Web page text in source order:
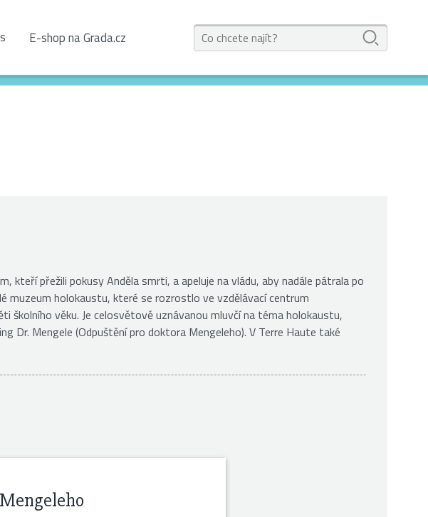
E-shop na Grada.cz
kteří přežili pokusy Anděla smrti, a apeluje na vládu, aby nadále pátrala po
muzeum holokaustu, které se rozrostlo ve vzdělávací centrum
školního věku. Je celosvětově uznávanou mluvčí na téma holokaustu,
Dr. Mengele (Odpuštění pro doktora Mengeleho). V Terre Haute také